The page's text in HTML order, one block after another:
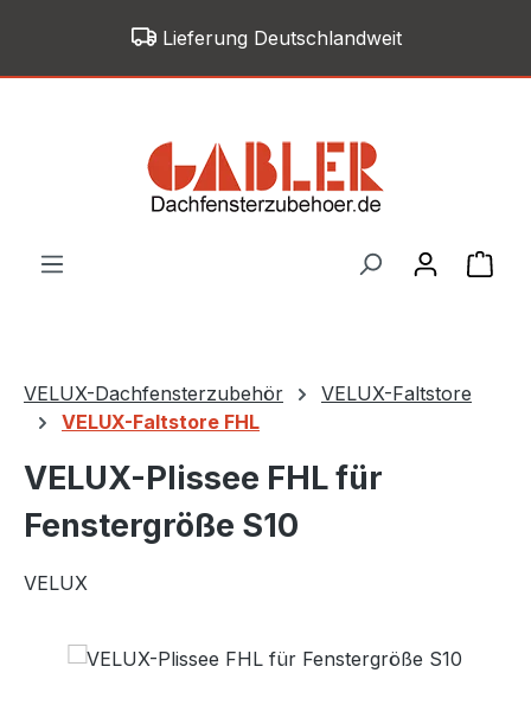
Zum Hauptinhalt springenLieferung Deutschlandweit
VELUX-Dachfensterzubehör
VELUX-Faltstore
VELUX-Faltstore FHL
VELUX-Plissee FHL für
Fenstergröße S10
VELUX
Bildergalerie überspringen